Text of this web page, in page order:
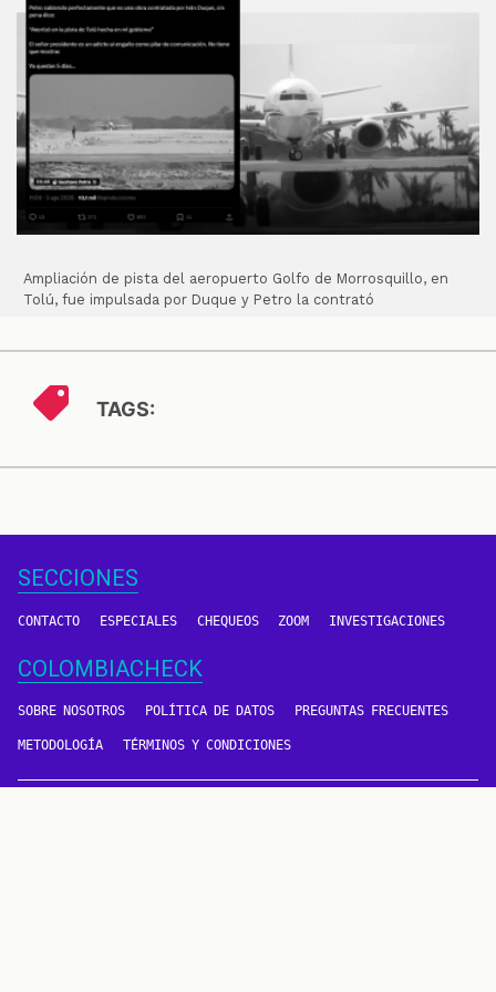
Ampliación de pista del aeropuerto Golfo de Morrosquillo, en
Tolú, fue impulsada por Duque y Petro la contrató
TAGS:
SECCIONES
CONTACTO ESPECIALES CHEQUEOS ZOOM INVESTIGACIONES
COLOMBIACHECK
SOBRE NOSOTROS POLÍTICA DE DATOS PREGUNTAS FRECUENTES
METODOLOGÍA TÉRMINOS Y CONDICIONES